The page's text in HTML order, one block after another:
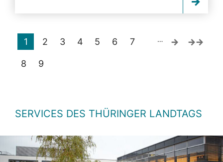
1 2 3 4 5 6 7
8 9
…
SERVICES DES THÜRINGER LANDTAGS